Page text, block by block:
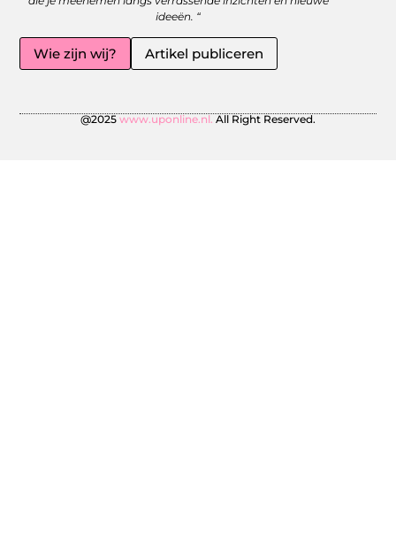
ideeën. “
Wie zijn wij? Artikel publiceren
@2025 www.uponline.nl. All Right Reserved.